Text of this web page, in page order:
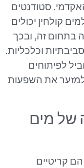
סטודנטים
קולחין יכולים
בתחום זה, ובכך
וכלכליות.
לפיתוחים
את השפעות
של מים
הם קריטיים